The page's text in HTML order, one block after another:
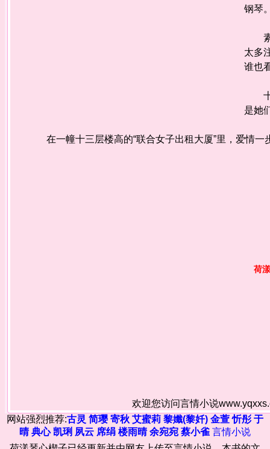
钢
素
太多
谁也
十
是她
在一幢十三层楼高的“联合女子出租大厦”里，爱情
荷
欢迎您访问言情小说
网站强烈推荐:古灵 简璎 寄秋 艾蜜莉 黎孅(黎奷) 金萱 忻彤 于
晴 典心 凯琍 夙云 席绢 楼雨晴 余宛宛 蔡小雀 言情小说